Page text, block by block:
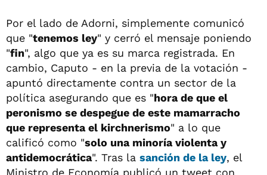
Por el lado de Adorni, simplemente comunicó
que "tenemos ley" y cerró el mensaje poniendo
"fin", algo que ya es su marca registrada. En
cambio, Caputo - en la previa de la votación -
apuntó directamente contra un sector de la
política asegurando que es "hora de que el
peronismo se despegue de este mamarracho
que representa el kirchnerismo" a lo que
calificó como "solo una minoría violenta y
antidemocrática". Tras la sanción de la ley, el
Ministro de Economía publicó un tweet con